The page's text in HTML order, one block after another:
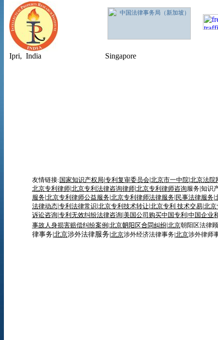
Ipri, India Singapore
友情链接: 国家知识产权局 专利复审委员会| 北京市一中院| 北京法院
北京专利律师| 北京专利法律咨询律师| 北京专利律师咨询服务| 知识
服务| 北京专利律师公益服务| 北京专利律师法律服务| 民事法律服务|
法律动态| 专利 法律常识 北京专利技术转让 北京专利 技术交易| 北京
诉讼咨询 专利无效纠纷法律咨询 美国公司购买中国专利 |中国企业
事故人身损害赔偿纠纷案例 |北京朝阳区合同纠纷| 北京朝阳区法律
律事务| 北京涉外法律服务|北京涉外经济法律事务|北京涉外律师